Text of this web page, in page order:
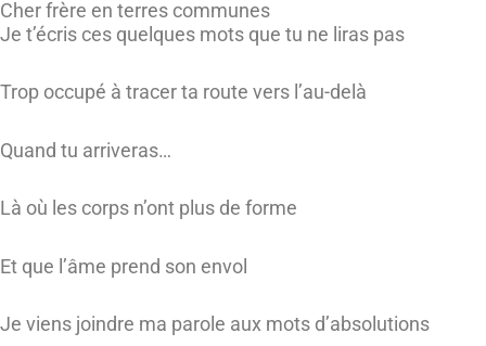
Cher frère en terres communes
Je t’écris ces quelques mots que tu ne liras pas
Trop occupé à tracer ta route vers l’au-delà
Quand tu arriveras…
Là où les corps n’ont plus de forme
Et que l’âme prend son envol
Je viens joindre ma parole aux mots d’absolutions